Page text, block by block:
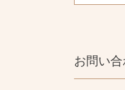
お問い